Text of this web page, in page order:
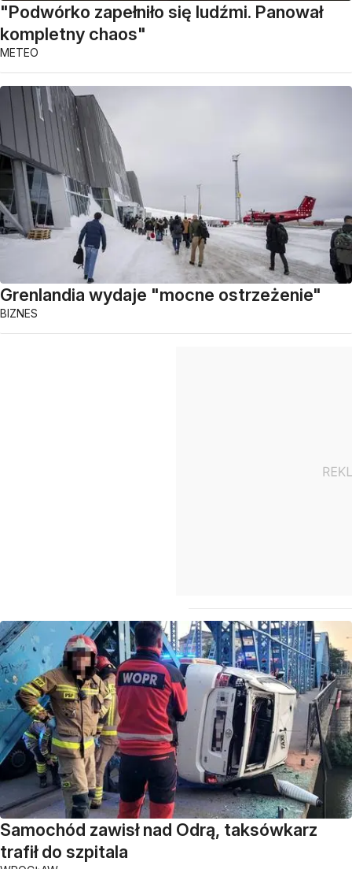
"Podwórko zapełniło się ludźmi. Panował
kompletny chaos"
METEO
Grenlandia wydaje "mocne ostrzeżenie"
BIZNES
Samochód zawisł nad Odrą, taksówkarz
trafił do szpitala